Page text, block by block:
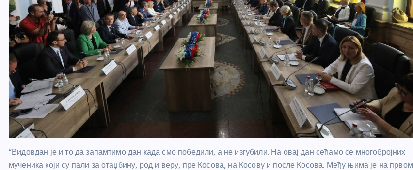
“Видовдан је и то да запамтимо дан када смо победили, а не изгубили. На овај дан сећамо се многобројних
мученика који су пали за отаџбину, род и веру, пре Косова, на Косову и после Косова. Међу њима је на првом